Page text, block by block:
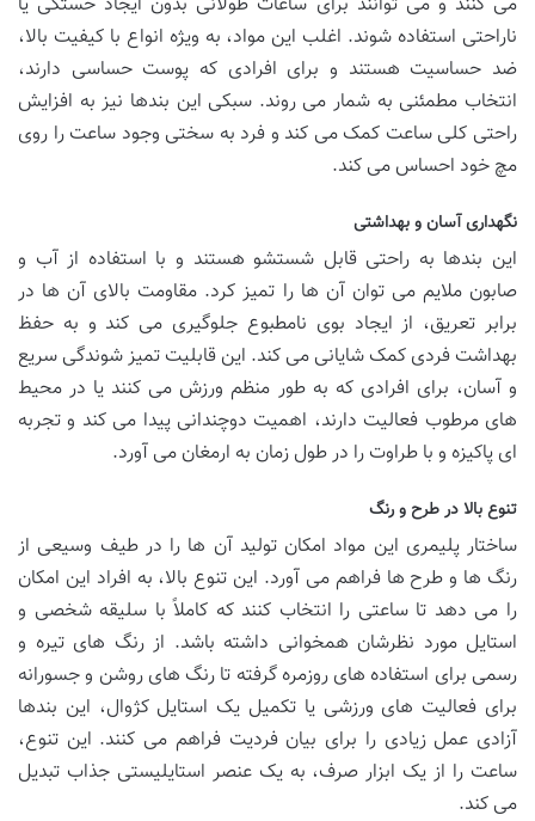
ناراحتی استفاده شوند. اغلب این مواد، به ویژه انواع با کیفیت بالا،
ضد حساسیت هستند و برای افرادی که پوست حساسی دارند،
انتخاب مطمئنی به شمار می روند. سبکی این بندها نیز به افزایش
راحتی کلی ساعت کمک می کند و فرد به سختی وجود ساعت را روی
مچ خود احساس می کند.
نگهداری آسان و بهداشتی
این بندها به راحتی قابل شستشو هستند و با استفاده از آب و
صابون ملایم می توان آن ها را تمیز کرد. مقاومت بالای آن ها در
برابر تعریق، از ایجاد بوی نامطبوع جلوگیری می کند و به حفظ
بهداشت فردی کمک شایانی می کند. این قابلیت تمیز شوندگی سریع
و آسان، برای افرادی که به طور منظم ورزش می کنند یا در محیط
های مرطوب فعالیت دارند، اهمیت دوچندانی پیدا می کند و تجربه
ای پاکیزه و با طراوت را در طول زمان به ارمغان می آورد.
تنوع بالا در طرح و رنگ
ساختار پلیمری این مواد امکان تولید آن ها را در طیف وسیعی از
رنگ ها و طرح ها فراهم می آورد. این تنوع بالا، به افراد این امکان
را می دهد تا ساعتی را انتخاب کنند که کاملاً با سلیقه شخصی و
استایل مورد نظرشان همخوانی داشته باشد. از رنگ های تیره و
رسمی برای استفاده های روزمره گرفته تا رنگ های روشن و جسورانه
برای فعالیت های ورزشی یا تکمیل یک استایل کژوال، این بندها
آزادی عمل زیادی را برای بیان فردیت فراهم می کنند. این تنوع،
ساعت را از یک ابزار صرف، به یک عنصر استایلیستی جذاب تبدیل
می کند.